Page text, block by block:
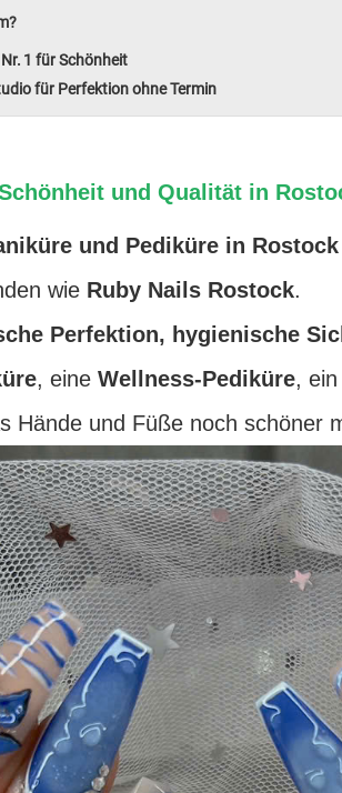
1 für Schönheit
für Perfektion ohne Termin
und Qualität in
und Pediküre in Rostock
wie Ruby Nails Rostock.
Perfektion, hygienische
, eine Wellness-Pediküre, ein
Hände und Füße noch schöner